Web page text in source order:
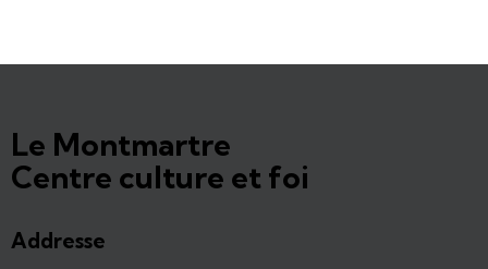
Le Montmartre
Centre culture et foi
Addresse